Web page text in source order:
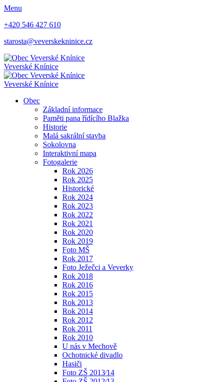
Menu
+420 546 427 610
starosta@veverskekninice.cz
Veverské Knínice
Veverské Knínice
Obec
Základní informace
Paměti pana řídícího Blažka
Historie
Malá sakrální stavba
Sokolovna
Interaktivní mapa
Fotogalerie
Rok 2026
Rok 2025
Historické
Rok 2024
Rok 2023
Rok 2022
Rok 2021
Rok 2020
Rok 2019
Foto MŠ
Rok 2017
Foto Ježečci a Veverky
Rok 2018
Rok 2016
Rok 2015
Rok 2013
Rok 2014
Rok 2012
Rok 2011
Rok 2010
U nás v Mechově
Ochotnické divadlo
Hasiči
Foto ZŠ 2013⁄14